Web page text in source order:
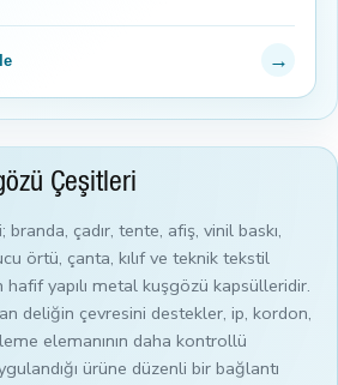
→
Çeşitleri
çadır, tente, afiş, vinil baskı,
örtü, çanta, kılıf ve teknik tekstil
hafif yapılı metal kuşgözü kapsülleridir.
deliğin çevresini destekler, ip, kordon,
elemanının daha kontrollü
ürüne düzenli bir bağlantı